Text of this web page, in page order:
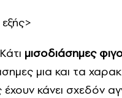
μισοδιάσημες
μια και τα
έχουν κάνει σχεδόν